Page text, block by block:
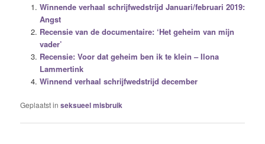
Winnende verhaal schrijfwedstrijd Januari/februari 2019:
Angst
Recensie van de documentaire: ‘Het geheim van mijn
vader’
Recensie: Voor dat geheim ben ik te klein – Ilona
Lammertink
Winnend verhaal schrijfwedstrijd december
Geplaatst in seksueel misbruik